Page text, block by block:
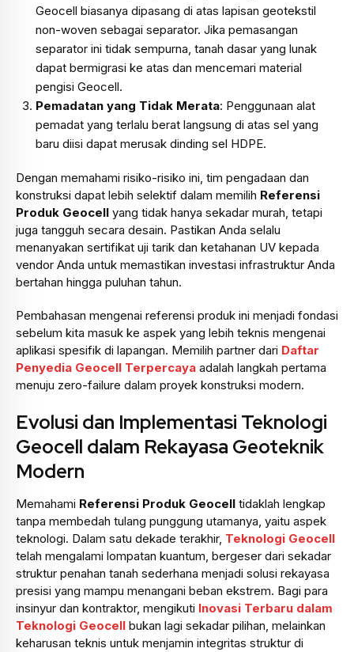
Geocell biasanya dipasang di atas lapisan geotekstil
non-woven sebagai separator. Jika pemasangan
separator ini tidak sempurna, tanah dasar yang lunak
dapat bermigrasi ke atas dan mencemari material
pengisi Geocell.
Pemadatan yang Tidak Merata: Penggunaan alat
pemadat yang terlalu berat langsung di atas sel yang
baru diisi dapat merusak dinding sel HDPE.
Dengan memahami risiko-risiko ini, tim pengadaan dan
konstruksi dapat lebih selektif dalam memilih Referensi
Produk Geocell yang tidak hanya sekadar murah, tetapi
juga tangguh secara desain. Pastikan Anda selalu
menanyakan sertifikat uji tarik dan ketahanan UV kepada
vendor Anda untuk memastikan investasi infrastruktur Anda
bertahan hingga puluhan tahun.
Pembahasan mengenai referensi produk ini menjadi fondasi
sebelum kita masuk ke aspek yang lebih teknis mengenai
aplikasi spesifik di lapangan. Memilih partner dari Daftar
Penyedia Geocell Terpercaya adalah langkah pertama
menuju zero-failure dalam proyek konstruksi modern.
Evolusi dan Implementasi Teknologi
Geocell dalam Rekayasa Geoteknik
Modern
Memahami Referensi Produk Geocell tidaklah lengkap
tanpa membedah tulang punggung utamanya, yaitu aspek
teknologi. Dalam satu dekade terakhir, Teknologi Geocell
telah mengalami lompatan kuantum, bergeser dari sekadar
struktur penahan tanah sederhana menjadi solusi rekayasa
presisi yang mampu menangani beban ekstrem. Bagi para
insinyur dan kontraktor, mengikuti Inovasi Terbaru dalam
Teknologi Geocell bukan lagi sekadar pilihan, melainkan
keharusan teknis untuk menjamin integritas struktur di